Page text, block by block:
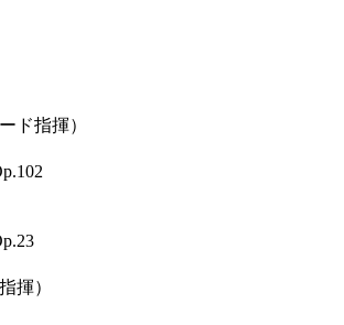
指揮）
揮）